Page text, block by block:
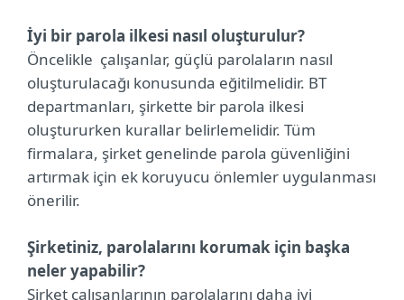
İyi bir parola ilkesi nasıl oluşturulur?
Öncelikle çalışanlar, güçlü parolaların nasıl
oluşturulacağı konusunda eğitilmelidir. BT
departmanları, şirkette bir parola ilkesi
oluştururken kurallar belirlemelidir. Tüm
firmalara, şirket genelinde parola güvenliğini
artırmak için ek koruyucu önlemler uygulanması
önerilir.
Şirketiniz, parolalarını korumak için başka
neler yapabilir?
Şirket çalışanlarının parolalarını daha iyi